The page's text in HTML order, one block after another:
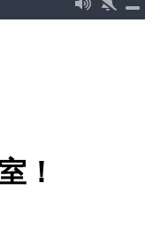
！